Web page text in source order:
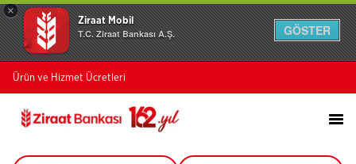
×
Ziraat Mobil
T.C. Ziraat Bankası A.Ş. GÖSTER
Ürün ve Hizmet Ücretleri